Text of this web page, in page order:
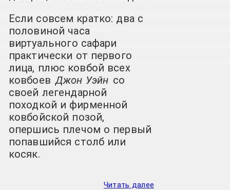
Если совсем кратко: два с
половиной часа
виртуального сафари
практически от первого
лица, плюс ковбой всех
ковбоев Джон Уэйн со
своей легендарной
походкой и фирменной
ковбойской позой,
опершись плечом о первый
попавшийся столб или
косяк.
Читать далее